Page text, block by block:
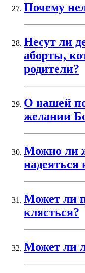
Почему
Несут ли
аборты,
родители?
О нашей
желании
Можно ли
надеяться
Может ли
клясться?
Может ли